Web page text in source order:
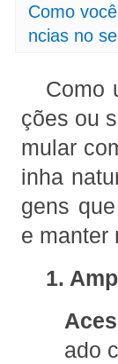
Como
ncias no
Como
ções ou
mular
inha
gens
e manter
1.
ado